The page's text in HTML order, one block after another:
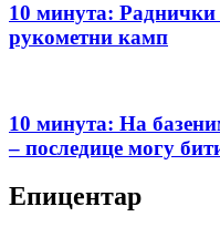
10 минута:
рукометни камп
10 минута: На
– последице могу
Епицентар